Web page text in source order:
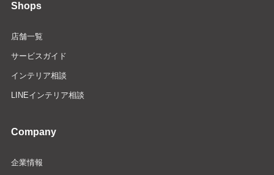
Shops
店舗一覧
サービスガイド
インテリア相談
LINEインテリア相談
Company
企業情報